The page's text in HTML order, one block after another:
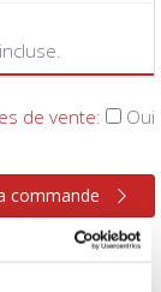
de vente: Oui
commande